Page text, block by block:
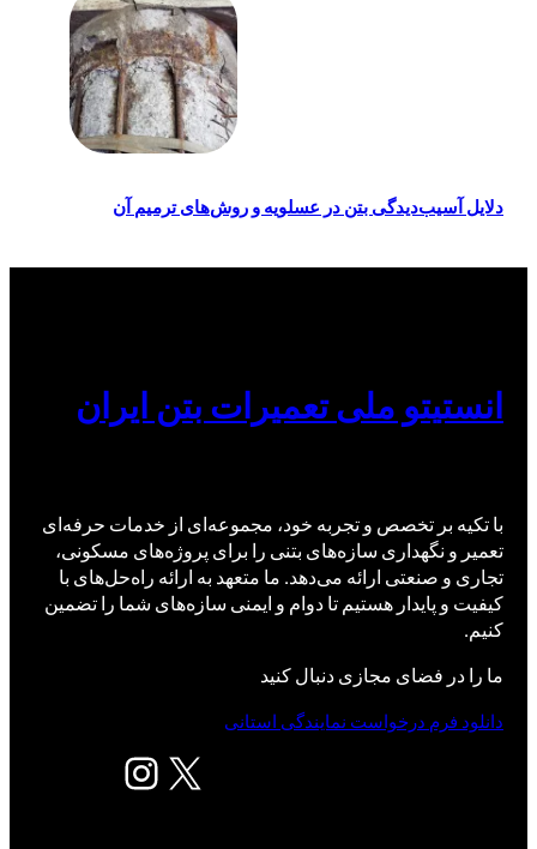
دلایل آسیب‌دیدگی بتن در عسلویه و روش‌های ترمیم آن
انستیتو ملی تعمیرات بتن ایران
با تکیه بر تخصص و تجربه خود، مجموعه‌ای از خدمات حرفه‌ای
تعمیر و نگهداری سازه‌های بتنی را برای پروژه‌های مسکونی،
تجاری و صنعتی ارائه می‌دهد. ما متعهد به ارائه راه‌حل‌های با
کیفیت و پایدار هستیم تا دوام و ایمنی سازه‌های شما را تضمین
کنیم.
ما را در فضای مجازی دنبال کنید
X اینستاگرم
دانلود فرم درخواست نمایندگی استانی